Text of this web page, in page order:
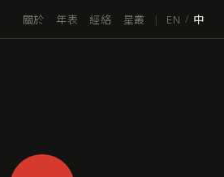
關於 年表 經絡 星叢 | EN / 中